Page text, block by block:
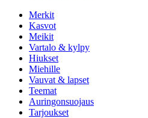
Merkit
Kasvot
Meikit
Vartalo & kylpy
Hiukset
Miehille
Vauvat & lapset
Teemat
Auringonsuojaus
Tarjoukset